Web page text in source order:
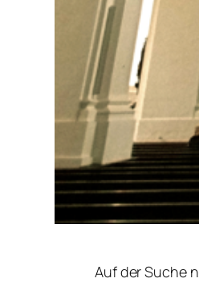
Auf der Suche